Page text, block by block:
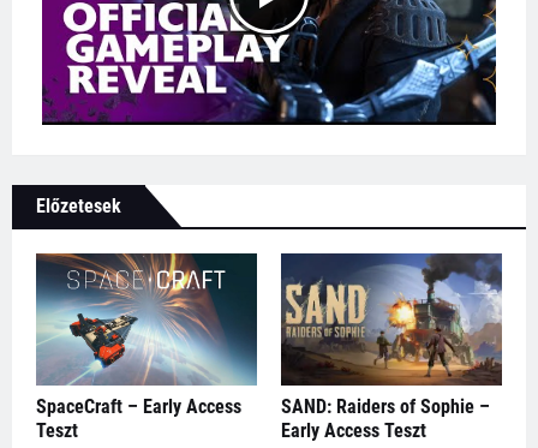
Előzetesek
SpaceCraft – Early Access
Teszt
SAND: Raiders of Sophie –
Early Access Teszt